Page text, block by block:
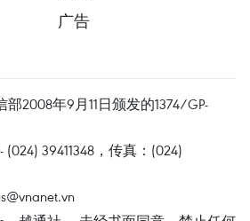
广告
2008年9月11日颁发的1374/GP-
(024) 39411348，传真：(024)